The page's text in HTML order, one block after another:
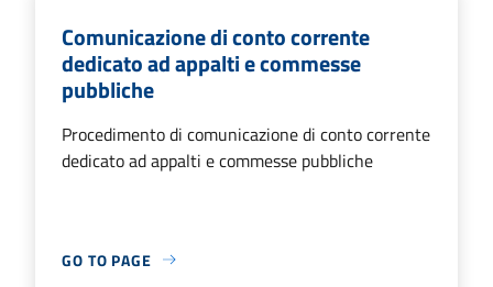
Comunicazione di conto corrente
dedicato ad appalti e commesse
pubbliche
Procedimento di comunicazione di conto corrente
dedicato ad appalti e commesse pubbliche
GO TO PAGE